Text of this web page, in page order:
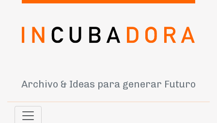
Archivo & Ideas para generar Futuro